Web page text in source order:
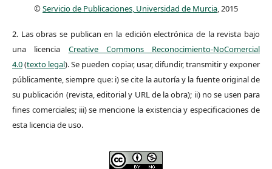
©Servicio de Publicaciones, Universidad de Murcia, 2015
2. Las obras se publican en la edición electrónica de la revista bajo
una licencia Creative Commons Reconocimiento-NoComercial
4.0(texto legal). Se pueden copiar, usar, difundir, transmitir y exponer
públicamente, siempre que: i) se cite la autoría y la fuente original de
su publicación (revista, editorial y URL de la obra); ii) no se usen para
fines comerciales; iii) se mencione la existencia y especificaciones de
esta licencia de uso.